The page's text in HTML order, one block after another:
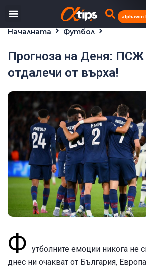
Началната
Футбол
Прогноза на Деня:
отдалечи от върха!
Ф утболните емоции никога не
днес ни очакват от България,